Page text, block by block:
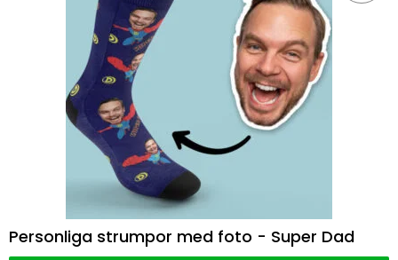
Personliga strumpor med foto - Super Dad